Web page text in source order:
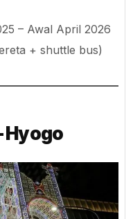
– Awal April 2026
+ shuttle bus)
Hyogo